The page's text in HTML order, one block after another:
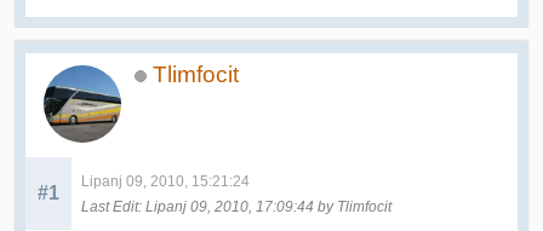
Tlimfocit
#1
Lipanj 09, 2010, 15:21:24
Last Edit: Lipanj 09, 2010, 17:09:44 by Tlimfocit